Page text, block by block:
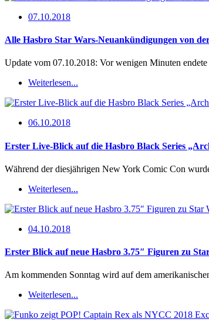
07.10.2018
Alle Hasbro Star Wars-Neuankündigungen von
Update vom 07.10.2018: Vor wenigen Minuten
Weiterlesen...
06.10.2018
Erster Live-Blick auf die Hasbro Black Series
Während der diesjährigen New York Comic Con
Weiterlesen...
04.10.2018
Erster Blick auf neue Hasbro 3.75″ Figuren zu
Am kommenden Sonntag wird auf dem
Weiterlesen...